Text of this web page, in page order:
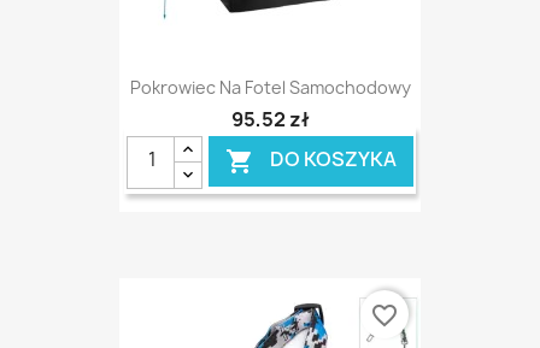
Pokrowiec Na Fotel Samochodowy
95,52 zł
 DO KOSZYKA
favorite_border